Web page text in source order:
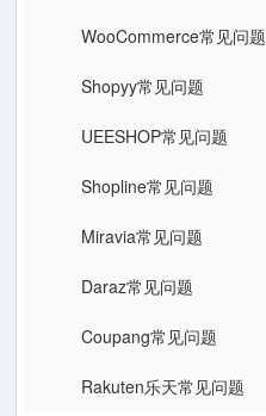
WooCommerce常见问题
Shopyy常见问题
UEESHOP常见问题
Shopline常见问题
Miravia常见问题
Daraz常见问题
Coupang常见问题
Rakuten乐天常见问题